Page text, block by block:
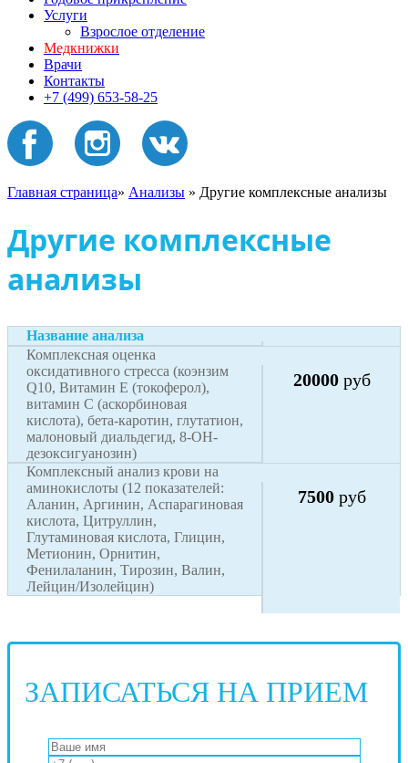
Услуги
Взрослое отделение
Медкнижки
Врачи
Контакты
+7 (499) 653-58-25
Главная страница» Анализы » Другие комплексные анализы
Другие комплексные
анализы
Название анализа
Комплексная оценка
оксидативного стресса (коэнзим
Q10, Витамин Е (токоферол),
витамин С (аскорбиновая
кислота), бета-каротин, глутатион,
малоновый диальдегид, 8-ОН-
дезоксигуанозин)
20000 руб
Комплексный анализ крови на
аминокислоты (12 показателей:
Аланин, Аргинин, Аспарагиновая
кислота, Цитруллин,
Глутаминовая кислота, Глицин,
Метионин, Орнитин,
Фенилаланин, Тирозин, Валин,
Лейцин/Изолейцин)
7500 руб
ЗАПИСАТЬСЯ НА ПРИЕМ